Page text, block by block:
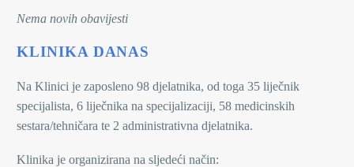
Nema novih obavijesti
KLINIKA DANAS
Na Klinici je zaposleno 98 djelatnika, od toga 35 liječnik
specijalista, 6 liječnika na specijalizaciji, 58 medicinskih
sestara/tehničara te 2 administrativna djelatnika.
Klinika je organizirana na sljedeći način: